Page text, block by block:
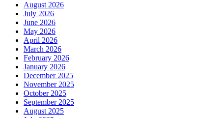
August 2026
July 2026
June 2026
May 2026
April 2026
March 2026
February 2026
January 2026
December 2025
November 2025
October 2025
September 2025
August 2025